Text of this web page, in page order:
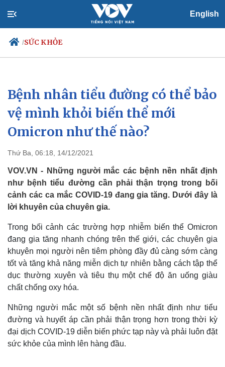
English
/SỨC KHỎE
Chính trị
Đảng
Tổ chức nhân sự
Quốc hội
Xã hội
Tin 24h
Dự báo thời tiết
Giáo dục
Bệnh nhân tiểu đường có thể bảo
vệ mình khỏi biến thể mới
Omicron như thế nào?
Thứ Ba, 06:18, 14/12/2021
VOV.VN - Những người mắc các bệnh nền nhất định
như bệnh tiểu đường cần phải thận trọng trong bối
cảnh các ca mắc COVID-19 đang gia tăng. Dưới đây là
lời khuyên của chuyên gia.
Trong bối cảnh các trường hợp nhiễm biến thể Omicron
đang gia tăng nhanh chóng trên thế giới, các chuyên gia
khuyên mọi người nên tiêm phòng đầy đủ càng sớm càng
tốt và tăng khả năng miễn dịch tự nhiên bằng cách tập thể
dục thường xuyên và tiêu thụ một chế độ ăn uống giàu
chất chống oxy hóa.
Những người mắc một số bệnh nền nhất định như tiểu
đường và huyết áp cần phải thận trọng hơn trong thời kỳ
đại dịch COVID-19 diễn biến phức tạp này và phải luôn đặt
sức khỏe của mình lên hàng đầu.